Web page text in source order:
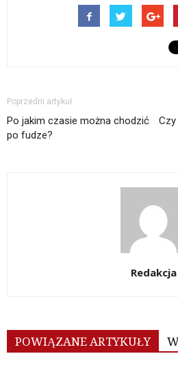
Poprzedni artykuł
Po jakim czasie można chodzić
po fudze?
Redakcja
POWIĄZANE ARTYKUŁY